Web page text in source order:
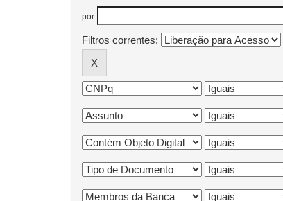
por
Filtros correntes: